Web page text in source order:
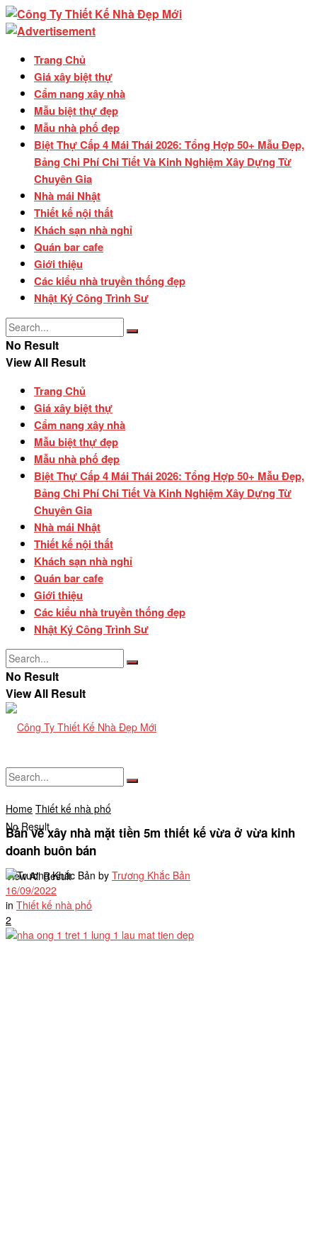
Trang Chủ
Giá xây biệt thự
Cẩm nang xây nhà
Mẫu biệt thự đẹp
Mẫu nhà phố đẹp
Biệt Thự Cấp 4 Mái Thái 2026: Tổng Hợp 50+ Mẫu Đẹp,
Bảng Chi Phí Chi Tiết Và Kinh Nghiệm Xây Dựng Từ
Chuyên Gia
Nhà mái Nhật
Thiết kế nội thất
Khách sạn nhà nghỉ
Quán bar cafe
Giới thiệu
Các kiểu nhà truyền thống đẹp
Nhật Ký Công Trình Sư
No Result
View All Result
Trang Chủ
Giá xây biệt thự
Cẩm nang xây nhà
Mẫu biệt thự đẹp
Mẫu nhà phố đẹp
Biệt Thự Cấp 4 Mái Thái 2026: Tổng Hợp 50+ Mẫu Đẹp,
Bảng Chi Phí Chi Tiết Và Kinh Nghiệm Xây Dựng Từ
Chuyên Gia
Nhà mái Nhật
Thiết kế nội thất
Khách sạn nhà nghỉ
Quán bar cafe
Giới thiệu
Các kiểu nhà truyền thống đẹp
Nhật Ký Công Trình Sư
No Result
View All Result
No Result
View All Result
Home Thiết kế nhà phố
Bản vẽ xây nhà mặt tiền 5m thiết kế vừa ở vừa kinh
doanh buôn bán
by Trương Khắc Bản
16/09/2022
in Thiết kế nhà phố
2